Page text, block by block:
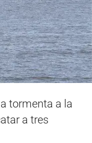
tormenta a la
a tres